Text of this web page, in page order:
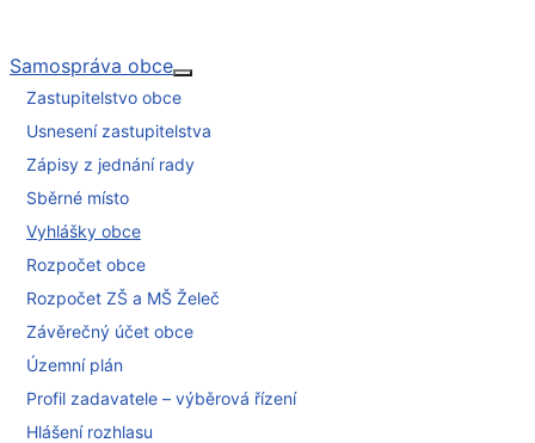
Samospráva obce
Zastupitelstvo obce
Usnesení zastupitelstva
Zápisy z jednání rady
Sběrné místo
Vyhlášky obce
Rozpočet obce
Rozpočet ZŠ a MŠ Želeč
Závěrečný účet obce
Územní plán
Profil zadavatele – výběrová řízení
Hlášení rozhlasu